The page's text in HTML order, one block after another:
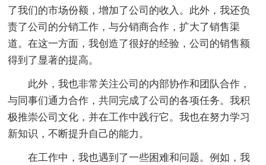
了我们的市场份额，增加了公司的收入。此外，我还负
责了公司的分销工作，与分销商合作，扩大了销售渠
道。在这一方面，我创造了很好的经验，公司的销售额
得到了显著的提高。
此外，我也非常关注公司的内部协作和团队合作，
与同事们通力合作，共同完成了公司的各项任务。我积
极推崇公司文化，并在工作中践行它。我也在努力学习
新知识，不断提升自己的能力。
在工作中，我也遇到了一些困难和问题。例如，我